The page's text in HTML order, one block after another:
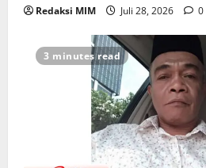
Redaksi MIM Juli 28, 2026 0
3 minutes read